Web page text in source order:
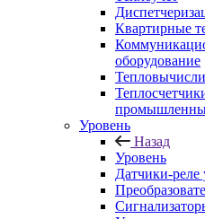
Квартирные
оборудование
Уровень
Назад
Уровень
Датчики-реле